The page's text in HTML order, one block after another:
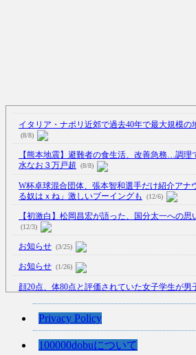
イタリア・ナポリ近郊で過去40年で最大規模の
(8/8)
【熊本地震】避難者の食生活、改善急務…調
水なお３万戸超
(8/8)
W杯卓球混合団体、張本智和選手だけ紹介アナ
る奴はｘね」激しいブーイングも
(12/6)
【初激白】松岡昌宏が語った、国分太一への
(12/3)
お知らせ (3/25)
お知らせ (1/26)
顔20点、体80点と評価されていた女子学生が男
【中国】処理水の問題化狙うも不発？ASEAN
【韓国】54.1％「IAEA報告書を信用しない」
Privacy Policy
100000dobuについて